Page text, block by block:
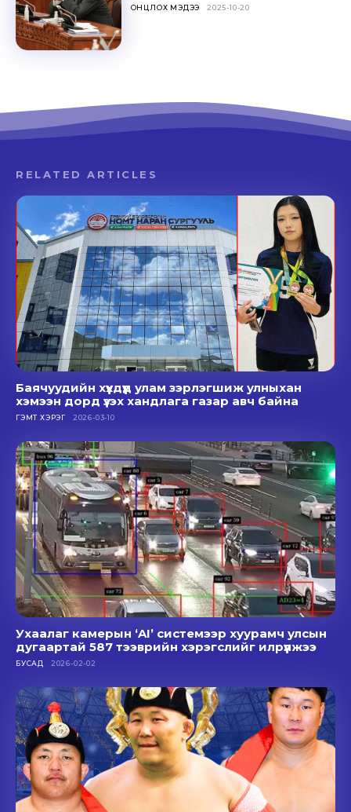
ОНЦЛОХ МЭДЭЭ 2025-10-20
RELATED ARTICLES
Баячуудийн хүүхдүүд улам зэрлэгшиж улныхан
хэмээн дорд үзэх хандлага газар авч байна
ГЭМТ ХЭРЭГ 2026-03-10
Ухаалаг камерын ‘AI’ системээр хуурамч улсын
дугаартай 587 тээврийн хэрэгслийг илрүүлжээ
БУСАД 2026-02-02